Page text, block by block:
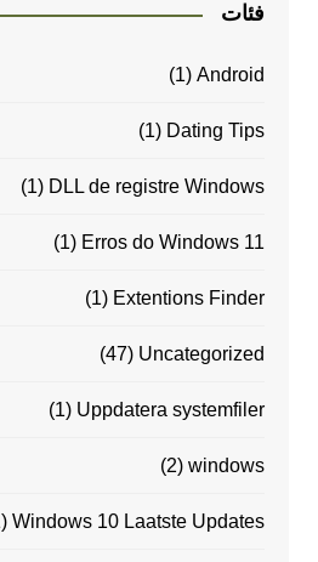
فئات
Android
(1)
Dating Tips
(1)
DLL de registre Windows
(1)
Erros do Windows 11
(1)
Extentions Finder
(1)
Uncategorized
(47)
Uppdatera systemfiler
(1)
windows
(2)
Windows 10 Laatste Updates
(1)